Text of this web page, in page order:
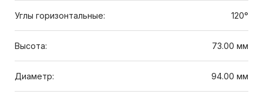
Углы горизонтальные: 120°
Высота: 73.00 мм
Диаметр: 94.00 мм